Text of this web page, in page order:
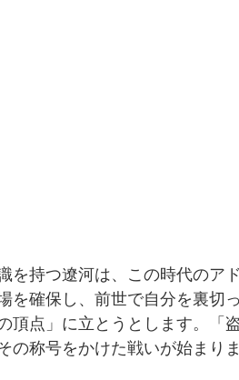
を持つ遼河は、この時代のア
を確保し、前世で自分を裏切
頂点」に立とうとします。「
称号をかけた戦いが始まりま